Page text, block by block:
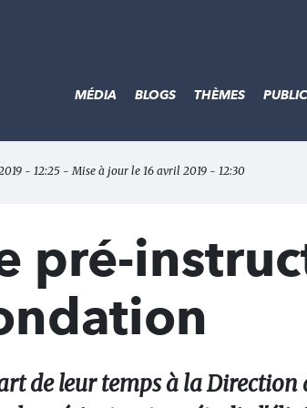
MÉDIA BLOGS THÈMES
- 12:25 - Mise à jour le 16 avril 2019 - 12:30
pré-
de leur temps à la Direction